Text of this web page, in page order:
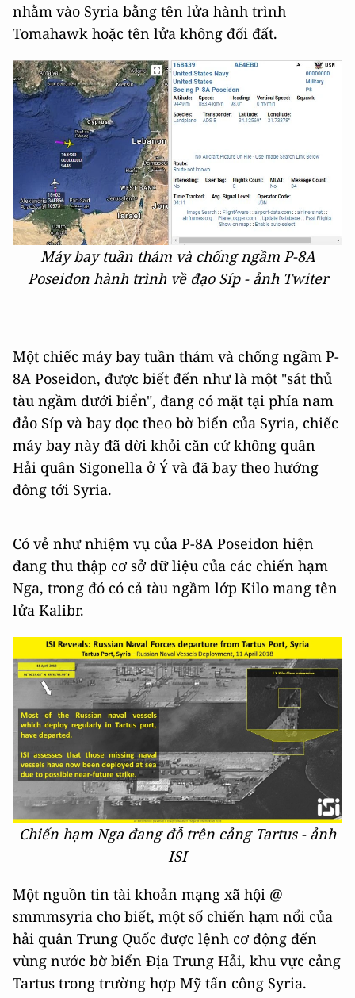
nhằm vào Syria bằng tên lửa hành trình
Tomahawk hoặc tên lửa không đối đất.
Máy bay tuần thám và chống ngầm P-8A
Poseidon hành trình về đạo Síp - ảnh Twiter
Một chiếc máy bay tuần thám và chống ngầm P-
8A Poseidon, được biết đến như là một "sát thủ
tàu ngầm dưới biển", đang có mặt tại phía nam
đảo Síp và bay dọc theo bờ biển của Syria, chiếc
máy bay này đã dời khỏi căn cứ không quân
Hải quân Sigonella ở Ý và đã bay theo hướng
đông tới Syria.
Có vẻ như nhiệm vụ của P-8A Poseidon hiện
đang thu thập cơ sở dữ liệu của các chiến hạm
Nga, trong đó có cả tàu ngầm lớp Kilo mang tên
lửa Kalibr.
Chiến hạm Nga đang đỗ trên cảng Tartus - ảnh
ISI
Một nguồn tin tài khoản mạng xã hội @
smmmsyria cho biết, một số chiến hạm nổi của
hải quân Trung Quốc được lệnh cơ động đến
vùng nước bờ biển Địa Trung Hải, khu vực cảng
Tartus trong trường hợp Mỹ tấn công Syria.